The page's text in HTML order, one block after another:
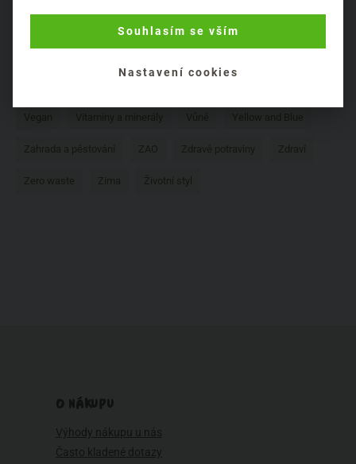
Vegan Vitaminy a minerály Vůně Yellow and Blue
Zahrada a pěstování ZAO Zdravé potraviny Zdraví
Zero waste Zima Životní styl
O NÁKUPU
Výhody nákupu u nás
Často kladené dotazy
Souhlasím se vším
Nastavení cookies